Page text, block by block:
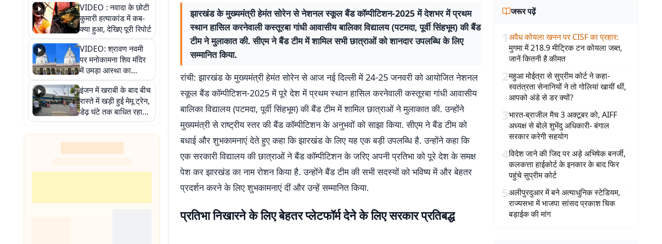
जब्त
VIDEO : नवादा के छोटी
कुमारी हत्याकांड में कब-
क्या हुआ, देखिए पूरी रिपोर्ट
VIDEO: श्रावण नवमी
पर मनोकामना शिव मंदिर
में उमड़ा आस्था का
सैलाब, हर-हर महादेव के
जयघोष से गूंजा परिसर
इंजन में खराबी के बाद बीच
रास्ते में खड़ी हुई मेमू ट्रेन,
डेढ़ घंटे तक बाधित रहा
आवागमन
झारखंड के मुख्यमंत्री हेमंत सोरेन से नेशनल स्कूल बैंड कॉम्पीटिशन-2025 में देशभर में प्रथम
स्थान हासिल करनेवाली कस्तूरबा गांधी आवासीय बालिका विद्यालय (पटमदा, पूर्वी सिंहभूम) की बैंड
टीम ने मुलाकात की. सीएम ने बैंड टीम में शामिल सभी छात्राओं को शानदार उपलब्धि के लिए
सम्मानित किया.
रांची: झारखंड के मुख्यमंत्री हेमंत सोरेन से आज नई दिल्ली में 24-25 जनवरी को आयोजित नेशनल
स्कूल बैंड कॉम्पीटिशन-2025 में पूरे देश में प्रथम स्थान हासिल करनेवाली कस्तूरबा गांधी आवासीय
बालिका विद्यालय (पटमदा, पूर्वी सिंहभूम) की बैंड टीम में शामिल छात्राओं ने मुलाकात की. उन्होंने
मुख्यमंत्री से राष्ट्रीय स्तर की बैंड कॉम्पीटिशन के अनुभवों को साझा किया. सीएम ने बैंड टीम को
बधाई और शुभकामनाएं देते हुए कहा कि झारखंड के लिए यह एक बड़ी उपलब्धि है. उन्होंने कहा कि
एक सरकारी विद्यालय की छात्राओं ने बैंड कॉम्पीटिशन के जरिए अपनी प्रतिभा को पूरे देश के समक्ष
पेश कर झारखंड का नाम रोशन किया है. उन्होंने बैंड टीम की सभी सदस्यों को भविष्य में और बेहतर
प्रदर्शन करने के लिए शुभकामनाएं दीं और उन्हें सम्मानित किया.
प्रतिभा निखारने के लिए बेहतर प्लेटफॉर्म देने के लिए सरकार प्रतिबद्ध
जरूर पढ़ें
1अवैध कोयला खनन पर CISF का प्रहार:
मुगमा में 218.9 मीट्रिक टन कोयला जब्त,
जानें कितनी है कीमत
2महुआ मोईत्रा से सुप्रीम कोर्ट ने कहा-
स्वतंत्रता सेनानियों ने तो गोलियां खायीं थीं,
आपको अंडे से डर क्यों?
3भारत-ब्राजील मैच 3 अक्टूबर को, AIFF
अध्यक्ष से बोले शुभेंदु अधिकारी- बंगाल
सरकार करेगी सहयोग
4विदेश जाने की जिद पर अड़े अभिषेक बनर्जी,
कलकत्ता हाईकोर्ट के इनकार के बाद फिर
पहुंचे सुप्रीम कोर्ट
5अलीपुरदुआर में बने अत्याधुनिक स्टेडियम,
राज्यसभा में भाजपा सांसद प्रकाश चिक
बड़ाईक की मांग